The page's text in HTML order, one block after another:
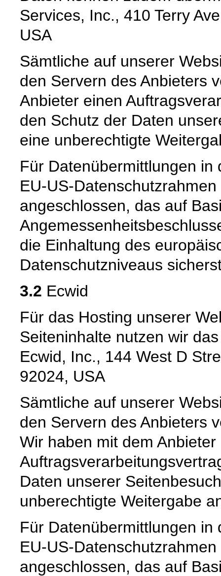
Services, Inc., 410 Terry
USA
Sämtliche auf unserer
den Servern des Anbieters
Anbieter einen
den Schutz der Daten
eine unberechtigte
Für Datenübermittlungen in
EU-US-
angeschlossen, das auf
die Einhaltung des
Datenschutzniveaus
3.2 Ecwid
Für das Hosting unserer
Seiteninhalte nutzen wir
Ecwid, Inc., 144 West D
92024, USA
Sämtliche auf unserer
den Servern des Anbieters
Wir haben mit dem Anbieter
Daten unserer
unberechtigte Weitergabe
Für Datenübermittlungen in
EU-US-
angeschlossen, das auf